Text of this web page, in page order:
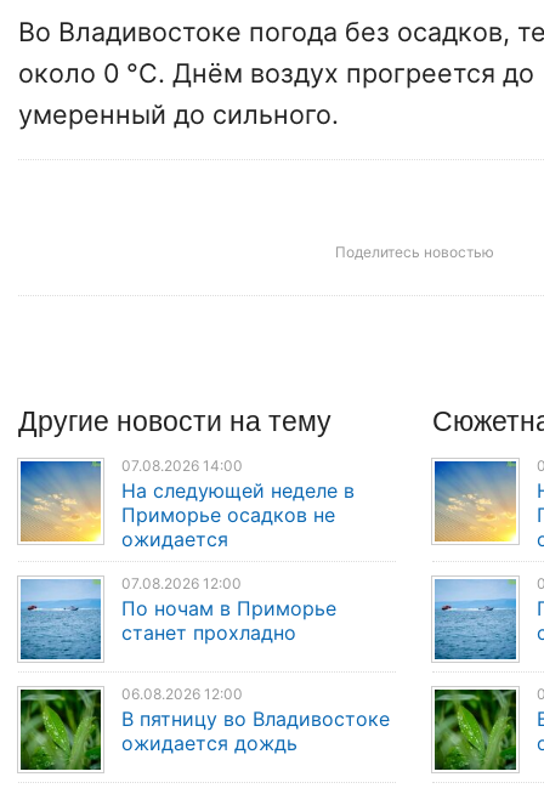
Во Владивостоке погода без осадков,
около 0 °C. Днём воздух прогреется
умеренный до сильного.
Поделитесь новостью
Другие новости на тему
07.08.2026 14:00
На следующей неделе в
Приморье осадков не
ожидается
07.08.2026 12:00
По ночам в Приморье
станет прохладно
06.08.2026 12:00
В пятницу во Владивостоке
ожидается дождь